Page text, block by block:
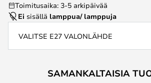
Toimitusaika: 3-5 arkipäivää
Ei sisällä lamppua/ lamppuja
VALITSE E27 VALONLÄHDE
SAMANKALTAISIA